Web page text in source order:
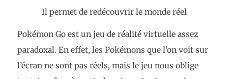
Il permet de redécouvrir le monde réel
Pokémon Go est un jeu de réalité virtuelle assez
paradoxal. En effet, les Pokémons que l’on voit sur
l’écran ne sont pas réels, mais le jeu nous oblige